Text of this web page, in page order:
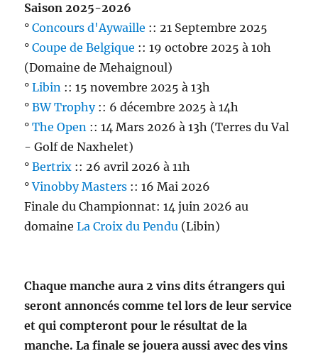
Saison 2025-2026
°Concours d'Aywaille :: 21 Septembre 2025
°Coupe de Belgique :: 19 octobre 2025 à 10h
(Domaine de Mehaignoul)
°Libin :: 15 novembre 2025 à 13h
°BW Trophy:: 6 décembre 2025 à 14h
°The Open :: 14 Mars 2026 à 13h (Terres du Val
- Golf de Naxhelet)
°Bertrix :: 26 avril 2026 à 11h
°Vinobby Masters :: 16 Mai 2026
Finale du Championnat: 14 juin 2026 au
domaineLa Croix du Pendu (Libin)
Chaque manche aura 2 vins dits étrangers qui
seront annoncés comme tel lors de leur service
et qui compteront pour le résultat de la
manche. La finale se jouera aussi avec des vins